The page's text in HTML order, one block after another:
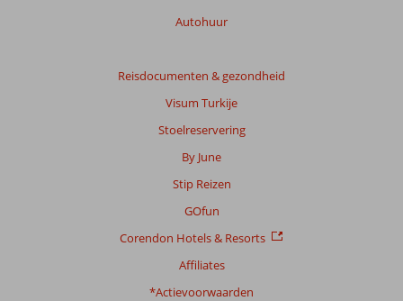
Autohuur
Reisdocumenten & gezondheid
Visum Turkije
Stoelreservering
By June
Stip Reizen
GOfun
Corendon Hotels & Resorts
Affiliates
*Actievoorwaarden